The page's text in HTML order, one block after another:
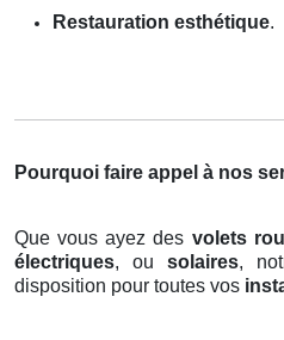
Restauration esthétique.
Pourquoi faire appel à nos
Que vous ayez des volets
électriques, ou solaires,
disposition pour toutes vos